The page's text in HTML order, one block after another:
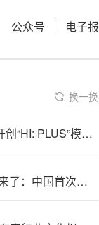
公众号 电子报
换一换
阿维塔与<华>为开创“HI: PLUS”模式 预计到2030年联合推出17款产品
“?投资;于人”时代来了：中国首次全面实施育儿补贴制度